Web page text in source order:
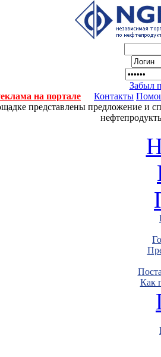
Забыл
на портале
Контакты
представлены предложение и
Как